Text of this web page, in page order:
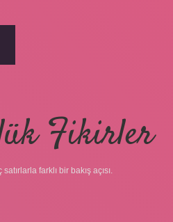
Fikirler
satırlarla farklı bir bakış açısı.